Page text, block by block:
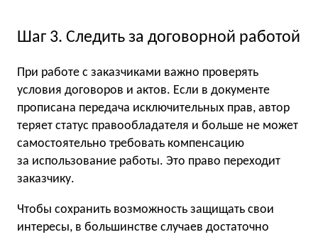
Шаг 3. Следить за договорной работой
При работе с заказчиками важно проверять
условия договоров и актов. Если в документе
прописана передача исключительных прав, автор
теряет статус правообладателя и больше не может
самостоятельно требовать компенсацию
за использование работы. Это право переходит
заказчику.
Чтобы сохранить возможность защищать свои
интересы, в большинстве случаев достаточно